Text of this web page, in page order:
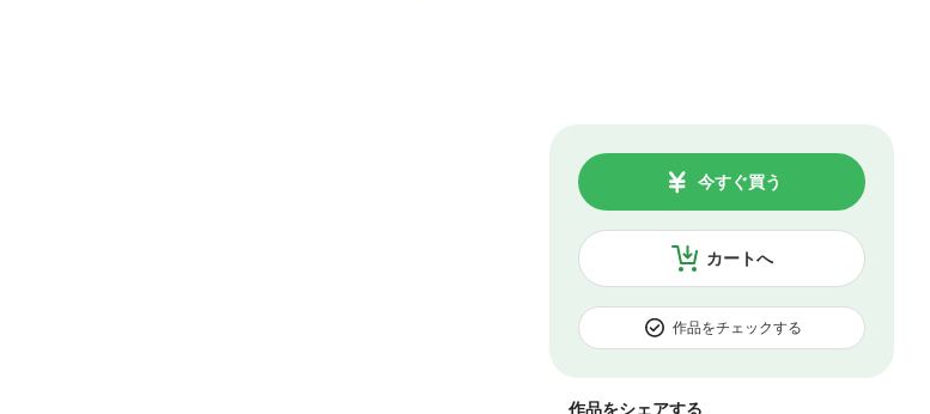
カートへ
今すぐ買う
作品をチェックする
作品をシェアする